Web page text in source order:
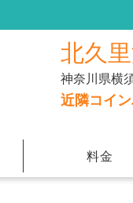
北久
神奈川県横
近隣コイ
料金